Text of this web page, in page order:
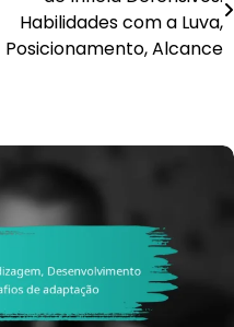
Habilidades com a Luva,
Posicionamento, Alcance